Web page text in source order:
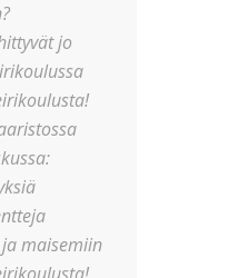
jo
maisemiin